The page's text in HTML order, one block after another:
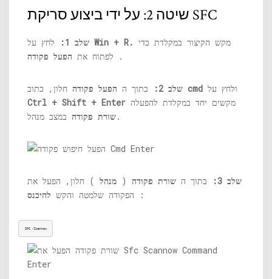
שיטה 2: על ידי ביצוע סריקת SFC
שלב 1: Win + R.
לפתוח את הפעל פקודה .
שלב 2: בתוך ה הפעל פקודה cmd ולחץ על
Ctrl + Shift + Enter מקשים יחד במקלדת להפעלה
שורת פקודהבמצב מנהל.
שלב 3: בתוך ה שורת פקודה ( מנהל ) חלון, הפעל את
הפקודה שלמטה והקש להיכנס :
SFC /Scannow